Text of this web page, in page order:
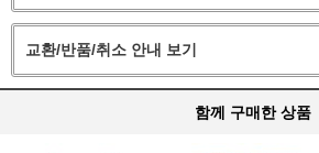
교환/반품/취소 안내 보기
함께 구매한 상품